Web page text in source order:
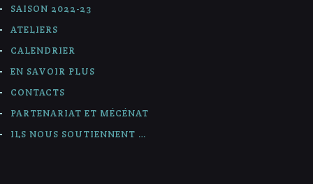
SAISON 2022-23
ATELIERS
CALENDRIER
EN SAVOIR PLUS
CONTACTS
PARTENARIAT ET MÉCÉNAT
ILS NOUS SOUTIENNENT …